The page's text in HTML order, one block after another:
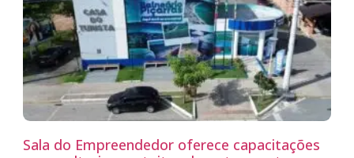
Sala do Empreendedor oferece capacitações